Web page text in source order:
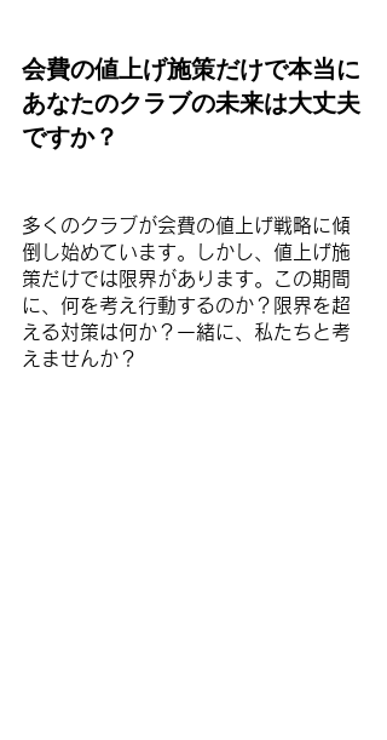
会費の値上げ施策だけで本当に
あなたのクラブの未来は大丈夫
ですか？
多くのクラブが会費の値上げ戦略に傾
倒し始めています。しかし、値上げ施
策だけでは限界があります。この期間
に、何を考え行動するのか？限界を超
える対策は何か？一緒に、私たちと考
えませんか？